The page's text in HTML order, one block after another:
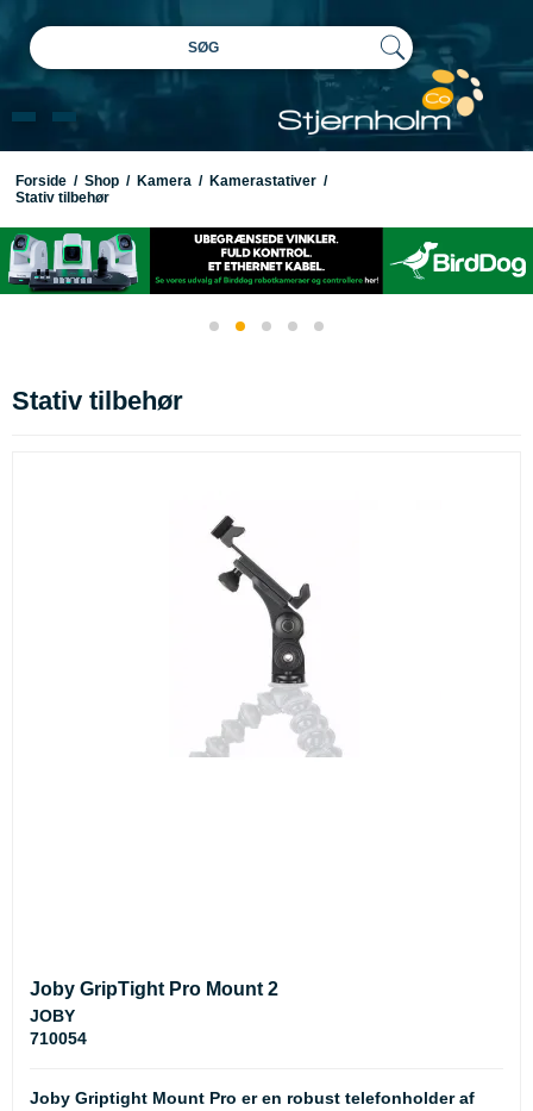
SØG
Forside / Shop / Kamera / Kamerastativer /
Stativ tilbehør
Stativ tilbehør
Joby GripTight Pro Mount 2
JOBY
710054
Joby Griptight Mount Pro er en robust telefonholder af